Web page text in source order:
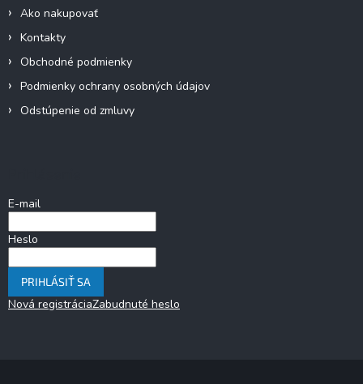
Ako nakupovať
Kontakty
Obchodné podmienky
Podmienky ochrany osobných údajov
Odstúpenie od zmluvy
E-mail
Heslo
PRIHLÁSIŤ SA
Nová registráciaZabudnuté heslo